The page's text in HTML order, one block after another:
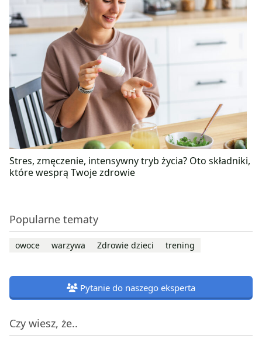
Stres, zmęczenie, intensywny tryb życia? Oto składniki,
które wesprą Twoje zdrowie
Popularne tematy
owoce warzywa Zdrowie dzieci trening
Pytanie do naszego eksperta
Czy wiesz, że..